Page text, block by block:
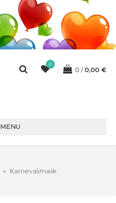
0
0 0,00 €
MENU
» Karnevalimask